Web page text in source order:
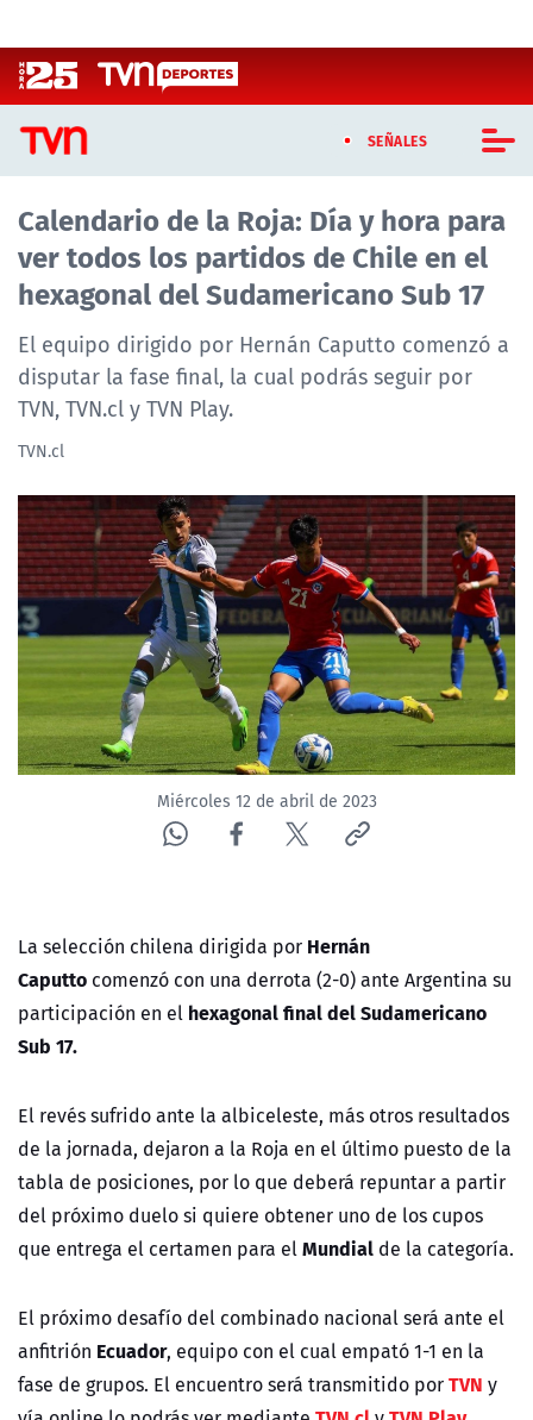
SEÑALES
CASTING MASTERCHEF CHILE
CASTING TVN VERTICAL
TVN VERTICAL
TVN PLAY
PROGRAMAS
TELESERIES
NTV
ACTUALIDAD Y TENDENCIAS
CORPORATIVO Y TRANSPARENCIA
CANAL DE DENUNCIAS
ÁREA DE PROYECTOS
Calendario de la Roja: Día y hora para
ver todos los partidos de Chile en el
hexagonal del Sudamericano Sub 17
El equipo dirigido por Hernán Caputto comenzó a
disputar la fase final, la cual podrás seguir por
TVN, TVN.cl y TVN Play.
TVN.cl
Miércoles 12 de abril de 2023
La selección chilena dirigida por Hernán
Caputto comenzó con una derrota (2-0) ante Argentina su
participación en el hexagonal final del Sudamericano
Sub 17.
El revés sufrido ante la albiceleste, más otros resultados
de la jornada, dejaron a la Roja en el último puesto de la
tabla de posiciones, por lo que deberá repuntar a partir
del próximo duelo si quiere obtener uno de los cupos
que entrega el certamen para elMundial de la categoría.
El próximo desafío del combinado nacional será ante el
anfitrión Ecuador, equipo con el cual empató 1-1 en la
fase de grupos. El encuentro será transmitido porTVN y